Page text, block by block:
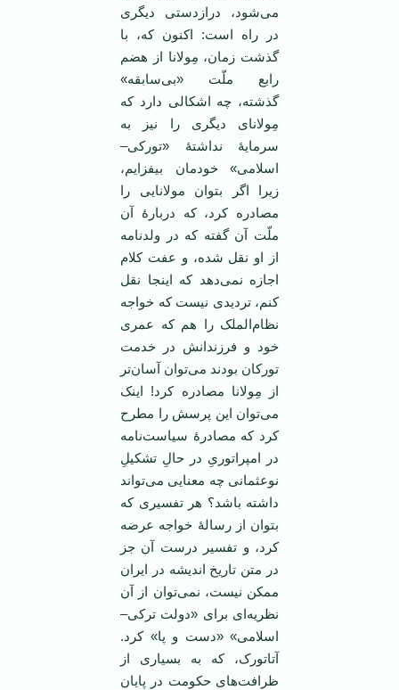
می‌شود، درازدستی دیگری
در راه است: اکنون که، با
گذشت زمان، مِولانا از هضم
رابع ملّت «بی‌سابقه»
گذشته، چه اشکالی دارد که
مِولانای دیگری را نیز به
سرمایۀ نداشتۀ «تورکی–
اسلامی» خودمان بیفزایم،
زیرا اگر بتوان مولانایی را
مصادره کرد، که دربارۀ آن
ملّت آن گفته که در ولدنامه
از او نقل شده، و عفت کلام
اجازه نمی‌دهد که اینجا نقل
کنم، تردیدی نیست که خواجه
نظام‌الملک را هم که عمری
خود و فرزندانش در خدمت
تورکان بودند می‌توان آسان‌تر
از مِولانا مصادره کرد! اینک
می‌توان این پرسش را مطرح
کرد که مصادرۀ سیاست‌نامه‌
در امپراتوریِ در حالِ تشکیلِ
نوعثمانی چه معنایی می‌تواند
داشته باشد؟ هر تفسیری که
بتوان از رسالۀ خواجه عرضه
کرد، و تفسیر درست آن جز
در متن تاریخ اندیشه در ایران
ممکن نیست، نمی‌توان از آن
نظریه‌ای برای «دولت ترکی–
اسلامی» «دست‌ و پا» کرد.
آتاتورک، که به بسیاری از
ظرافت‌های حکومت در پایان